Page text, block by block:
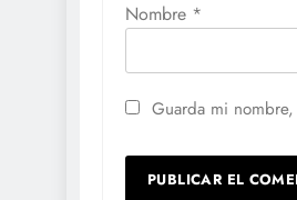
Nombre *
Guarda mi